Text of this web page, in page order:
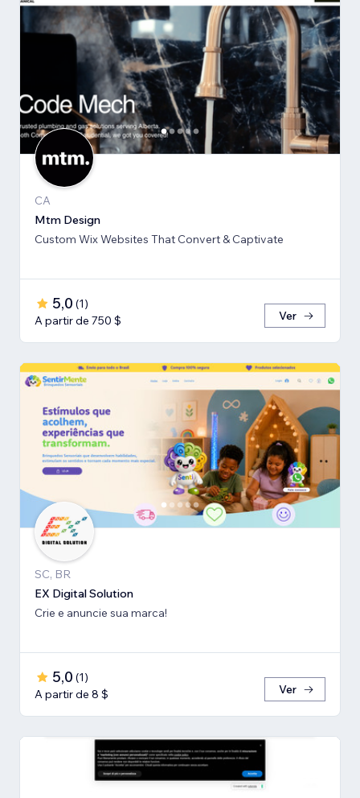
CA
Mtm Design
Custom Wix Websites That Convert & Captivate
5,0 (1)
A partir de 750 $
Ver
SC, BR
EX Digital Solution
Crie e anuncie sua marca!
5,0 (1)
A partir de 8 $
Ver